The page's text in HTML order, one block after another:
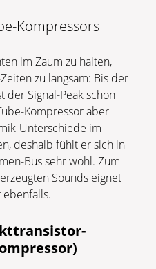
Kompressors
im Zaum zu halten,
zu langsam: Bis der
der Signal-Peak schon
Kompressor aber
Unterschiede im
deshalb fühlt er sich in
Bus sehr wohl. Zum
Sounds eignet